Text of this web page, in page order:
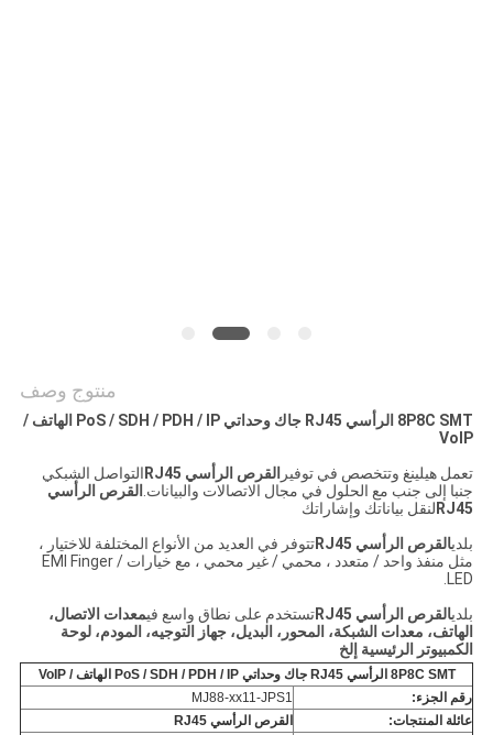
منتوج وصف
8P8C SMT الرأسي RJ45 جاك وحداتي PoS / SDH / PDH / IP الهاتف /
VoIP
تعمل هيلينغ وتتخصص في توفير القرص الرأسي RJ45
التواصل الشبكي
جنبا إلى جنب مع الحلول في مجال الاتصالات والبيانات. القرص الرأسي
RJ45 لنقل بياناتك وإشاراتك
بلديالقرص الرأسي RJ45
تتوفر في العديد من الأنواع المختلفة للاختيار ،
مثل منفذ واحد / متعدد ، محمي / غير محمي ، مع خيارات EMI Finger /
LED.
بلديالقرص الرأسي RJ45 تستخدم على نطاق واسع فيمعدات الاتصال،
الهاتف، معدات الشبكة، المحور، البديل، جهاز التوجيه، المودم، لوحة
الكمبيوتر الرئيسية إلخ
8P8C SMT الرأسي RJ45 جاك وحداتي PoS / SDH / PDH / IP الهاتف / VoIP
رقم الجزء:
MJ88-xx11-JPS1
عائلة المنتجات:
القرص الرأسي RJ45